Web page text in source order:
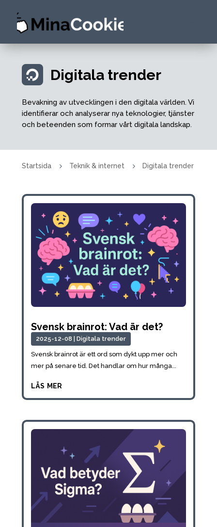
 Digitala trender
Bevakning av utvecklingen i den digitala världen. Vi
identifierar och analyserar nya teknologier, tjänster
och beteenden som formar vårt digitala landskap.
Startsida 5 Teknik & internet 5 Digitala trender
Svensk brainrot: Vad är det?
2025-12-08 Digitala trender
Svensk brainrot är ett ord som dykt upp mer och
mer på senare tid. Det handlar om hur många...
läs mer